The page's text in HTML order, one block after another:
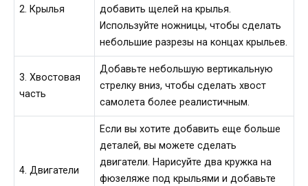
2. Крылья
добавить щелей на крылья.
Используйте ножницы, чтобы сделать
небольшие разрезы на концах крыльев.
3. Хвостовая
часть
Добавьте небольшую вертикальную
стрелку вниз, чтобы сделать хвост
самолета более реалистичным.
4. Двигатели
Если вы хотите добавить еще больше
деталей, вы можете сделать
двигатели. Нарисуйте два кружка на
фюзеляже под крыльями и добавьте